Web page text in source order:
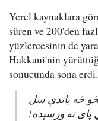
Yerel kaynaklara
süren ve 200'den
yüzlercesinin de
Hakkani'nin
sonucunda sona erdi.
څه باندې سل
پای ته ورسېده!